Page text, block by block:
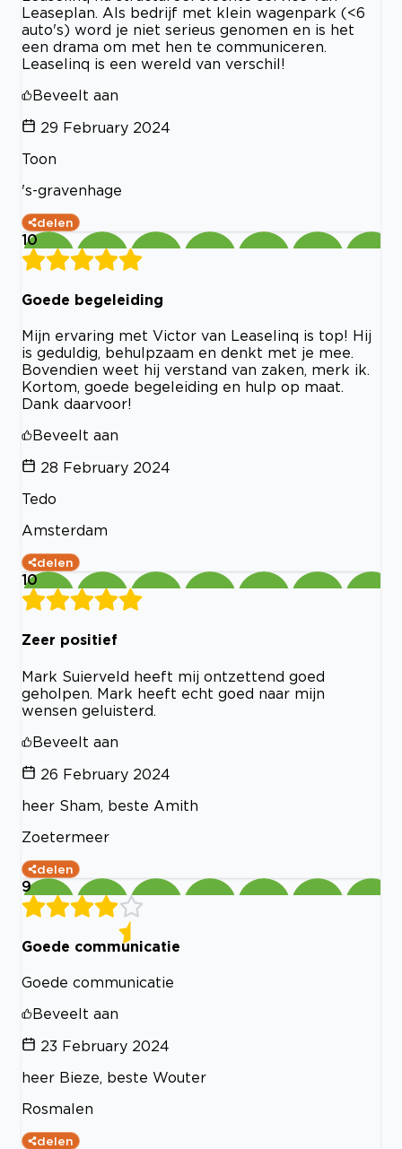
Leaseplan. Als bedrijf met klein wagenpark (<6
auto's) word je niet serieus genomen en is het
een drama om met hen te communiceren.
Leaselinq is een wereld van verschil!
Beveelt aan
29 February 2024
Toon
's-gravenhage
delen
10
Goede begeleiding
Mijn ervaring met Victor van Leaselinq is top! Hij
is geduldig, behulpzaam en denkt met je mee.
Bovendien weet hij verstand van zaken, merk ik.
Kortom, goede begeleiding en hulp op maat.
Dank daarvoor!
Beveelt aan
28 February 2024
Tedo
Amsterdam
delen
10
Zeer positief
Mark Suierveld heeft mij ontzettend goed
geholpen. Mark heeft echt goed naar mijn
wensen geluisterd.
Beveelt aan
26 February 2024
heer Sham, beste Amith
Zoetermeer
delen
9
Goede communicatie
Goede communicatie
Beveelt aan
23 February 2024
heer Bieze, beste Wouter
Rosmalen
delen